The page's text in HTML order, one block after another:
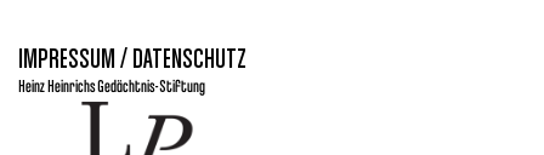
IMPRESSUM / DATENSCHUTZ
Heinz Heinrichs Gedächtnis-Stiftung